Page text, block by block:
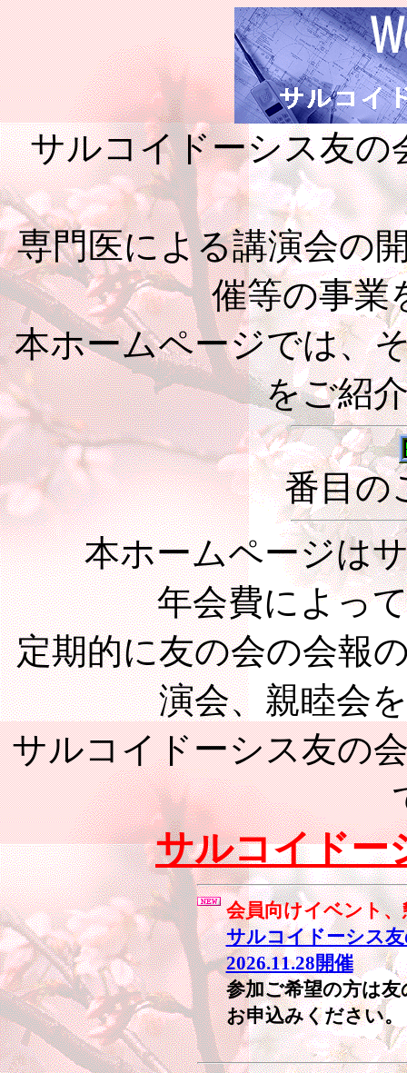
サルコイドーシス友の
専門医による講演会の
催等の事業
本ホームページでは、
をご紹
番目の
本ホームページはサ
年会費によっ
定期的に友の会の会報
演会、親睦会
サルコイドーシス友の
サルコイドー
会員向けイベント
サルコイドーシス
2026.11.28開催
参加ご希望の方は
お申込みください。